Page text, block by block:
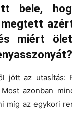
bele,
miért
jött az
azonban
míg az egykori